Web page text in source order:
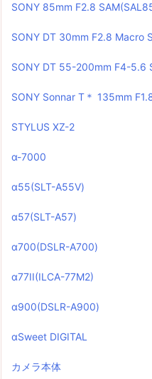
SONY 85mm F2.8
SONY DT 30mm F2.8 Macro
SONY DT 55-200mm F4-5.6
SONY Sonnar T＊ 135mm
STYLUS XZ-2
α-7000
α55(SLT-A55V)
α57(SLT-A57)
α700(DSLR-A700)
α77II(ILCA-77M2)
α900(DSLR-A900)
αSweet DIGITAL
カメラ本体